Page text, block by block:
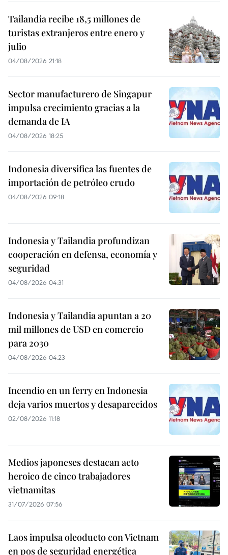
Tailandia recibe 18,5 millones de
turistas extranjeros entre enero y
julio
04/08/2026 21:18
Sector manufacturero de Singapur
impulsa crecimiento gracias a la
demanda de IA
04/08/2026 18:25
Indonesia diversifica las fuentes de
importación de petróleo crudo
04/08/2026 09:18
Indonesia y Tailandia profundizan
cooperación en defensa, economía y
seguridad
04/08/2026 04:31
Indonesia y Tailandia apuntan a 20
mil millones de USD en comercio
para 2030
04/08/2026 04:23
Incendio en un ferry en Indonesia
deja varios muertos y desaparecidos
02/08/2026 11:18
Medios japoneses destacan acto
heroico de cinco trabajadores
vietnamitas
31/07/2026 07:56
Laos impulsa oleoducto con Vietnam
en pos de seguridad energética